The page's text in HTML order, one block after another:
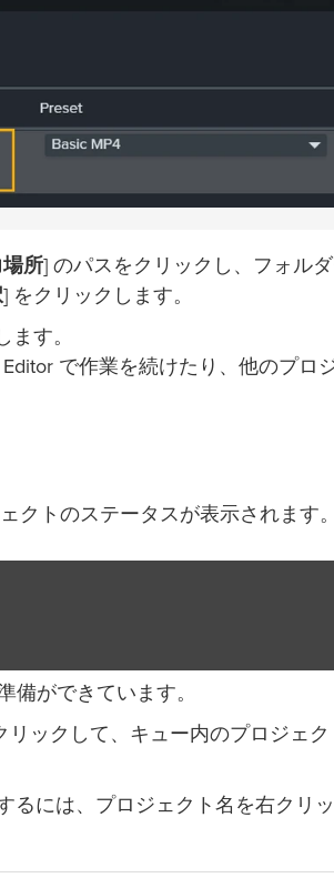
場所] のパスをクリックし、フォル
] をクリックします。
ます。
で作業を続けたり、他のプロ
クトのステータスが表示されます。
備ができています。
リックして、キュー内のプロジェ
るには、プロジェクト名を右クリ